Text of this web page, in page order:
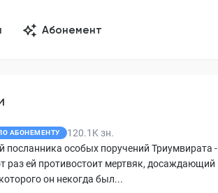
Абонемент
АБОНЕМЕНТУ 120.1K зн.
особых поручений Триумвирата -
раз ей противостоит мертвяк, досаждающий
он некогда был...